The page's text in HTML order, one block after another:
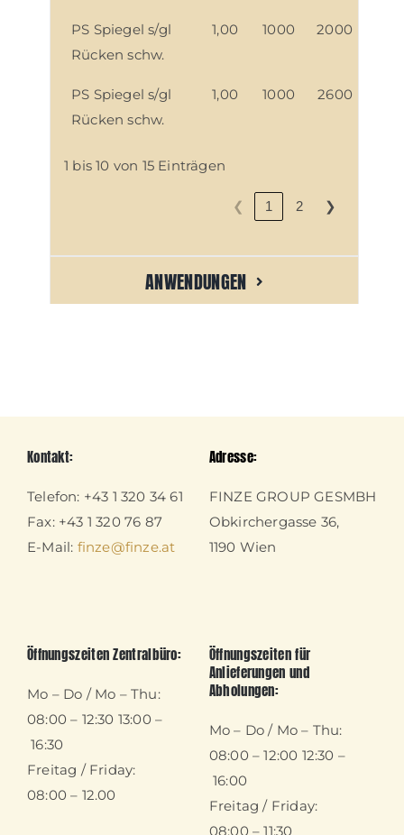
PS Spiegel s/gl
Rücken schw.
1,00 1000 2000
PS Spiegel s/gl
Rücken schw.
1,00 1000 2600
1 bis 10 von 15 Einträgen
❮ 1 2 ❯
ANWENDUNGEN
Kontakt:
Telefon: +43 1 320 34 61
Fax: +43 1 320 76 87
E-Mail: finze@finze.at
Adresse:
FINZE GROUP GESMBH
Obkirchergasse 36,
1190 Wien
Öffnungszeiten Zentralbüro:
Mo – Do / Mo – Thu:
08:00 – 12:30 13:00 –
16:30
Freitag / Friday:
08:00 – 12.00
Öffnungszeiten für
Anlieferungen und
Abholungen:
Mo – Do / Mo – Thu:
08:00 – 12:00 12:30 –
16:00
Freitag / Friday:
08:00 – 11:30